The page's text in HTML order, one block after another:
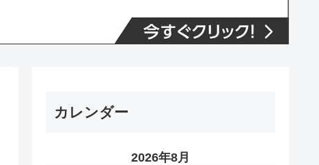
カレンダー
2026年8月